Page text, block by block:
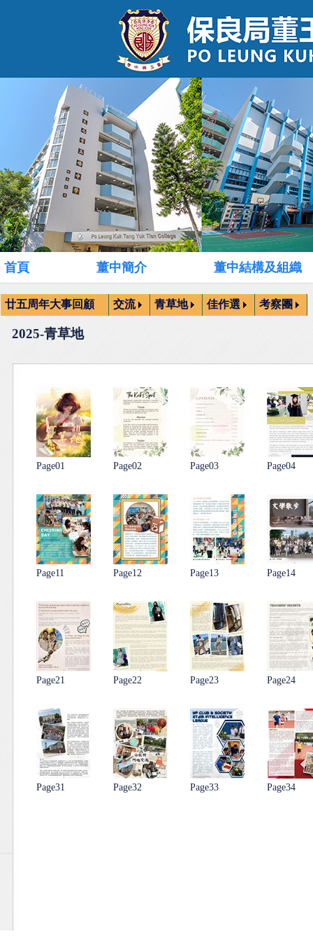
首頁 董中簡介 董中結構及組織
廿五周年大事回顧 交流 青草地 佳作選 考察團
2025-青草地
Page01 Page02 Page03 Page04
Page11 Page12 Page13 Page14
Page21 Page22 Page23 Page24
Page31 Page32 Page33 Page34